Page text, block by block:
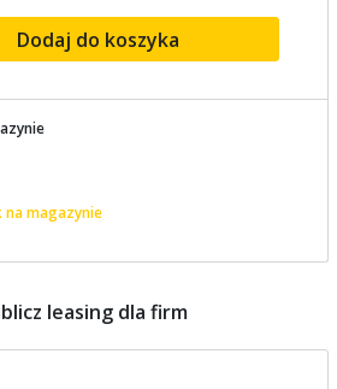
Dodaj do koszyka
na magazynie
leasing dla firm